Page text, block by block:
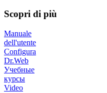
Scopri di più
Manuale
dell'utente
Configura
Dr.Web
Учебные
курсы
Video